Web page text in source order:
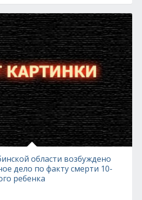
области возбуждено
дело по факту смерти 10-
ребенка